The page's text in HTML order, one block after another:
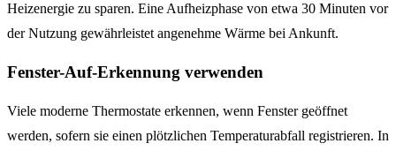
Heizenergie zu sparen. Eine Aufheizphase von etwa 30 Minuten vor
der Nutzung gewährleistet angenehme Wärme bei Ankunft.
Fenster-Auf-Erkennung verwenden
Viele moderne Thermostate erkennen, wenn Fenster geöffnet
werden, sofern sie einen plötzlichen Temperaturabfall registrieren. In